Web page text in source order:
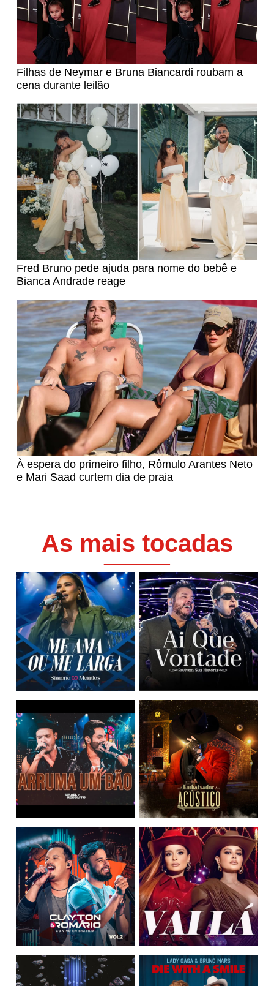
Filhas de Neymar e Bruna Biancardi roubam a
cena durante leilão
Fred Bruno pede ajuda para nome do bebê e
Bianca Andrade reage
À espera do primeiro filho, Rômulo Arantes Neto
e Mari Saad curtem dia de praia
As mais tocadas
______